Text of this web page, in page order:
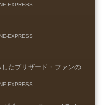
EXPRESS
EXPRESS
たブリザード・ファンの
EXPRESS